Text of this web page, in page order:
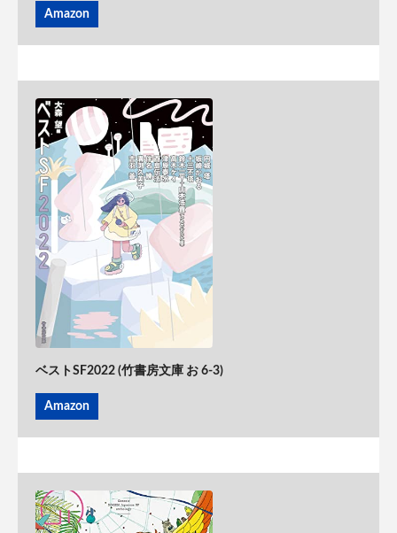
Amazon
ベストSF2022 (竹書房文庫 お 6-3)
Amazon